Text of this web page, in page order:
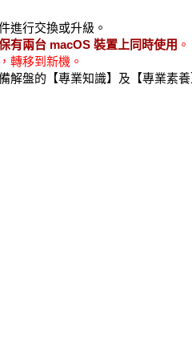
進行交換或升級。
有兩台 macOS 裝置上同時使用 。
轉移到新機。
解盤的【專業知識】及【專業素養